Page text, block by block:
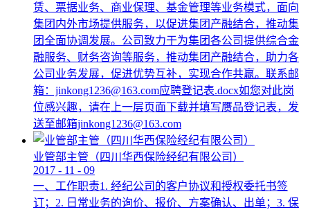
赁、票据业务、商业保理、基金管理等业务模式，面向
集团内外市场提供服务，以促进集团产融结合，推动集
团全面协调发展。公司致力于为集团各公司提供综合金
融服务、财务咨询等服务，推动集团产融结合，助力各
公司业务发展，促进优势互补，实现合作共赢。联系邮
箱：jinkong1236@163.com应聘登记表.docx如您对此岗
位感兴趣，请在上一层页面下载并填写赝品登记表，发
送至邮箱jinkong1236@163.com
业管部主管（四川华西保险经纪有限公司）
2017 - 11 - 09
一、工作职责1. 经纪公司的客户协议和授权委托书签
订；2. 日常业务的询价、报价、方案确认、出单；3. 保